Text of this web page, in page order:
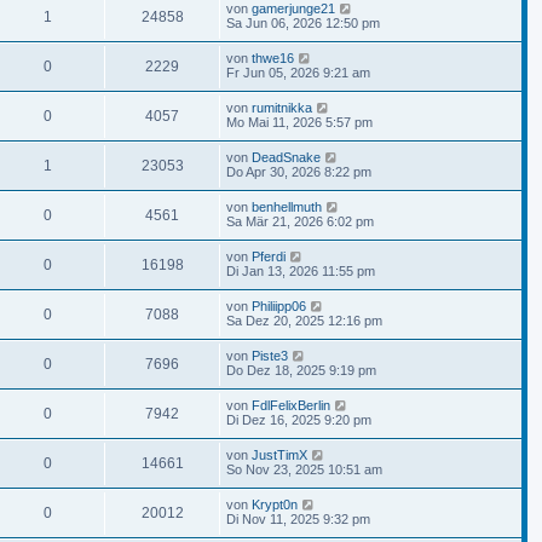
1 24858 von gamerjunge21
Sa Jun 06, 2026 12:50 pm
0 2229 von thwe16
Fr Jun 05, 2026 9:21 am
0 4057 von rumitnikka
Mo Mai 11, 2026 5:57 pm
1 23053 von DeadSnake
Do Apr 30, 2026 8:22 pm
0 4561 von benhellmuth
Sa Mär 21, 2026 6:02 pm
0 16198 von Pferdi
Di Jan 13, 2026 11:55 pm
0 7088 von Philiipp06
Sa Dez 20, 2025 12:16 pm
0 7696 von Piste3
Do Dez 18, 2025 9:19 pm
0 7942 von FdlFelixBerlin
Di Dez 16, 2025 9:20 pm
0 14661 von JustTimX
So Nov 23, 2025 10:51 am
0 20012 von Krypt0n
Di Nov 11, 2025 9:32 pm